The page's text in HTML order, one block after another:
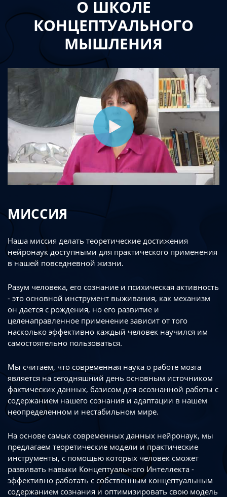
О ШКОЛЕ
КОНЦЕПТУАЛЬНОГО
МЫШЛЕНИЯ
МИССИЯ
Наша миссия делать теоретические достижения
нейронаук доступными для практического применения
в нашей повседневной жизни.
Разум человека, его сознание и психическая активность
- это основной инструмент выживания, как механизм
он дается с рождения, но его развитие и
целенаправленное применение зависит от того
насколько эффективно каждый человек научился им
самостоятельно пользоваться.
Мы считаем, что современная наука о работе мозга
является на сегодняшний день основным источником
фактических данных, базисом для осознанной работы с
содержанием нашего сознания и адаптации в нашем
неопределенном и нестабильном мире.
На основе самых современных данных нейронаук, мы
предлагаем теоретические модели и практические
инструменты, с помощью которых человек сможет
развивать навыки Концептуального Интеллекта -
эффективно работать с собственным концептуальным
содержанием сознания и оптимизировать свою модель